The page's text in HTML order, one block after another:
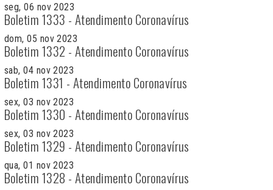
seg, 06 nov 2023
Boletim 1333 - Atendimento Coronavírus
dom, 05 nov 2023
Boletim 1332 - Atendimento Coronavírus
sab, 04 nov 2023
Boletim 1331 - Atendimento Coronavírus
sex, 03 nov 2023
Boletim 1330 - Atendimento Coronavírus
sex, 03 nov 2023
Boletim 1329 - Atendimento Coronavírus
qua, 01 nov 2023
Boletim 1328 - Atendimento Coronavírus